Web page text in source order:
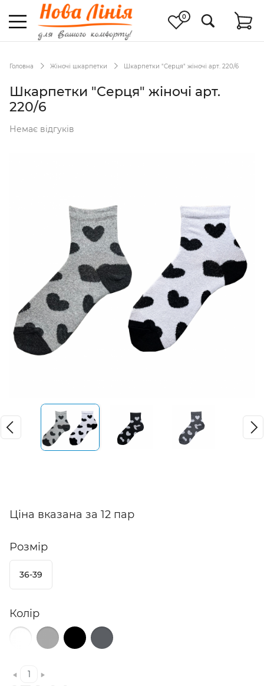
0
Головна Жіночі шкарпетки Шкарпетки "Серця" жіночі арт. 220/6
Шкарпетки "Серця" жіночі арт.
220/6
Немає відгуків
Ціна вказана за 12 пар
Розмір
36-39
Колір